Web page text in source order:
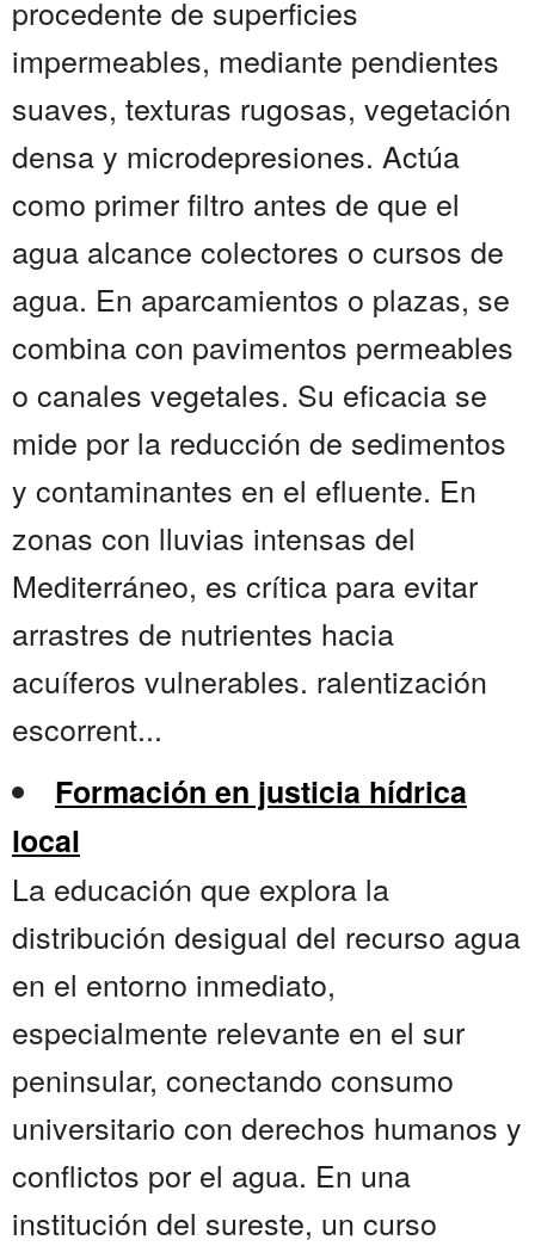
procedente de superficies
impermeables, mediante pendientes
suaves, texturas rugosas, vegetación
densa y microdepresiones. Actúa
como primer filtro antes de que el
agua alcance colectores o cursos de
agua. En aparcamientos o plazas, se
combina con pavimentos permeables
o canales vegetales. Su eficacia se
mide por la reducción de sedimentos
y contaminantes en el efluente. En
zonas con lluvias intensas del
Mediterráneo, es crítica para evitar
arrastres de nutrientes hacia
acuíferos vulnerables. ralentización
escorrent...
Formación en justicia hídrica
local
La educación que explora la
distribución desigual del recurso agua
en el entorno inmediato,
especialmente relevante en el sur
peninsular, conectando consumo
universitario con derechos humanos y
conflictos por el agua. En una
institución del sureste, un curso